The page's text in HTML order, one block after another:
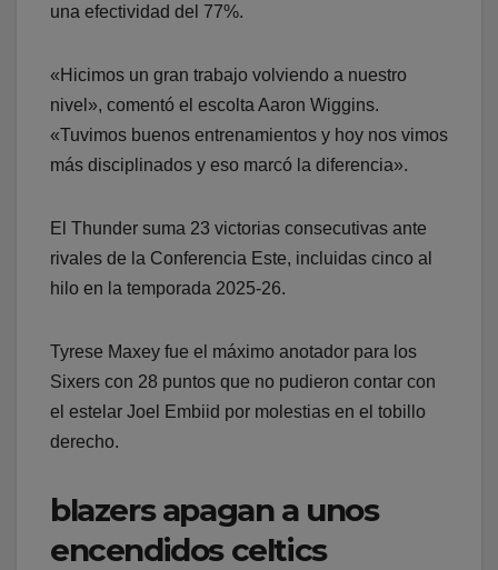
una efectividad del 77%.
«Hicimos un gran trabajo volviendo a nuestro
nivel», comentó el escolta Aaron Wiggins.
«Tuvimos buenos entrenamientos y hoy nos vimos
más disciplinados y eso marcó la diferencia».
El Thunder suma 23 victorias consecutivas ante
rivales de la Conferencia Este, incluidas cinco al
hilo en la temporada 2025-26.
Tyrese Maxey fue el máximo anotador para los
Sixers con 28 puntos que no pudieron contar con
el estelar Joel Embiid por molestias en el tobillo
derecho.
blazers apagan a unos
encendidos celtics